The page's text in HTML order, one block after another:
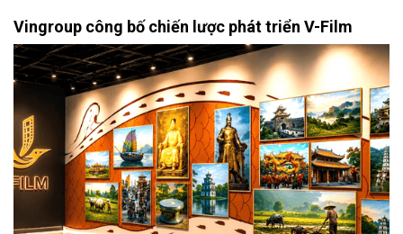
Vingroup công bố chiến lược phát triển V-Film